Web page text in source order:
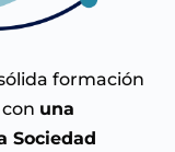
formación
una
Sociedad